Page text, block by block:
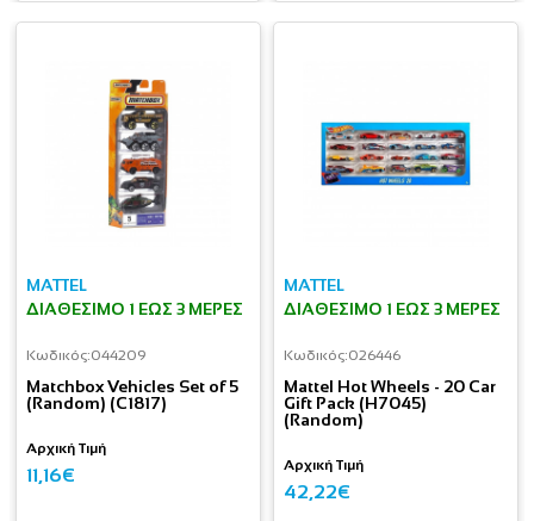
MATTEL
ΔΙΑΘΈΣΙΜΟ 1 ΕΩΣ 3 ΜΈΡΕΣ
Κωδικός:044209
Matchbox Vehicles Set of 5
(Random) (C1817)
Αρχική Τιμή
11,16€
MATTEL
ΔΙΑΘΈΣΙΜΟ 1 ΕΩΣ 3 ΜΈΡΕΣ
Κωδικός:026446
Mattel Hot Wheels - 20 Car
Gift Pack (H7045)
(Random)
Αρχική Τιμή
42,22€